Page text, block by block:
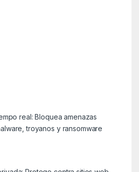
real: Bloquea amenazas
troyanos y ransomware